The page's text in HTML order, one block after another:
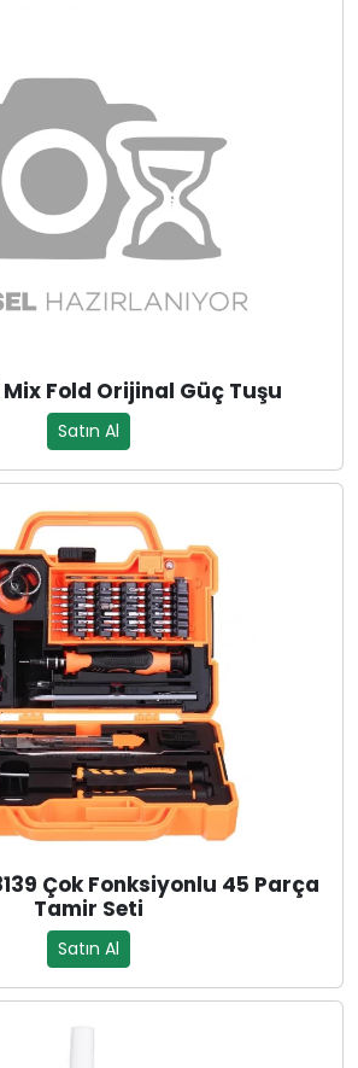
Fold Orijinal Güç Tuşu
Satın Al
Çok Fonksiyonlu 45 Parça
Tamir Seti
Satın Al